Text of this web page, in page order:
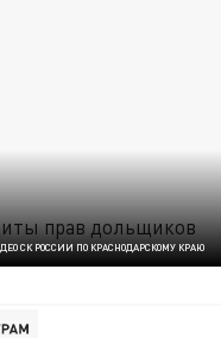
СК РОССИИ ПО КРАСНОДАРСКОМУ КРАЮ